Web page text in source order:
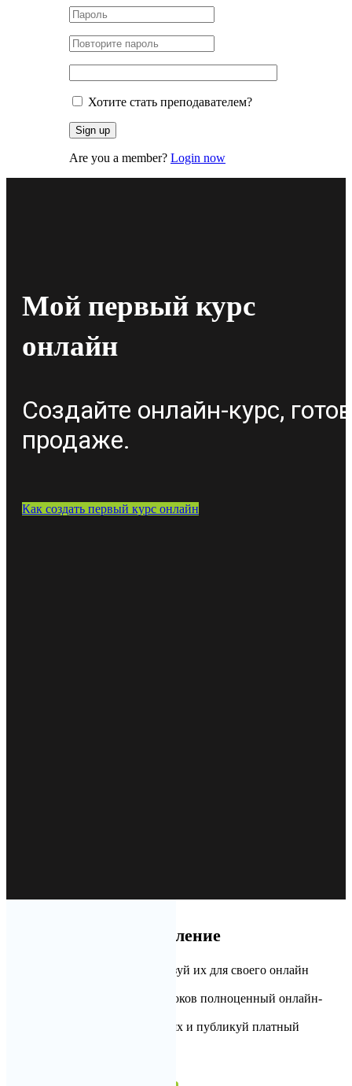
Хотите стать преподавателем?
Are you a member? Login now
Мой первый курс
онлайн
Создайте онлайн-курс,
продаже.
Как создать первый курс онлайн
Интуитивное управление
Загрузи материалы и используй их для своего онлайн
Собирай из своих онлайн уроков полноценный онлайн-
Зарабатывай на своих знаниях и публикуй платный